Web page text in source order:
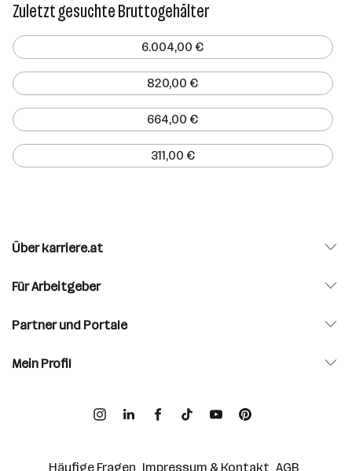
Zuletzt gesuchte Bruttogehälter
6.004,00 €
820,00 €
664,00 €
311,00 €
Über karriere.at
Für Arbeitgeber
Partner und Portale
Mein Profil
Häufige Fragen Impressum & Kontakt AGB